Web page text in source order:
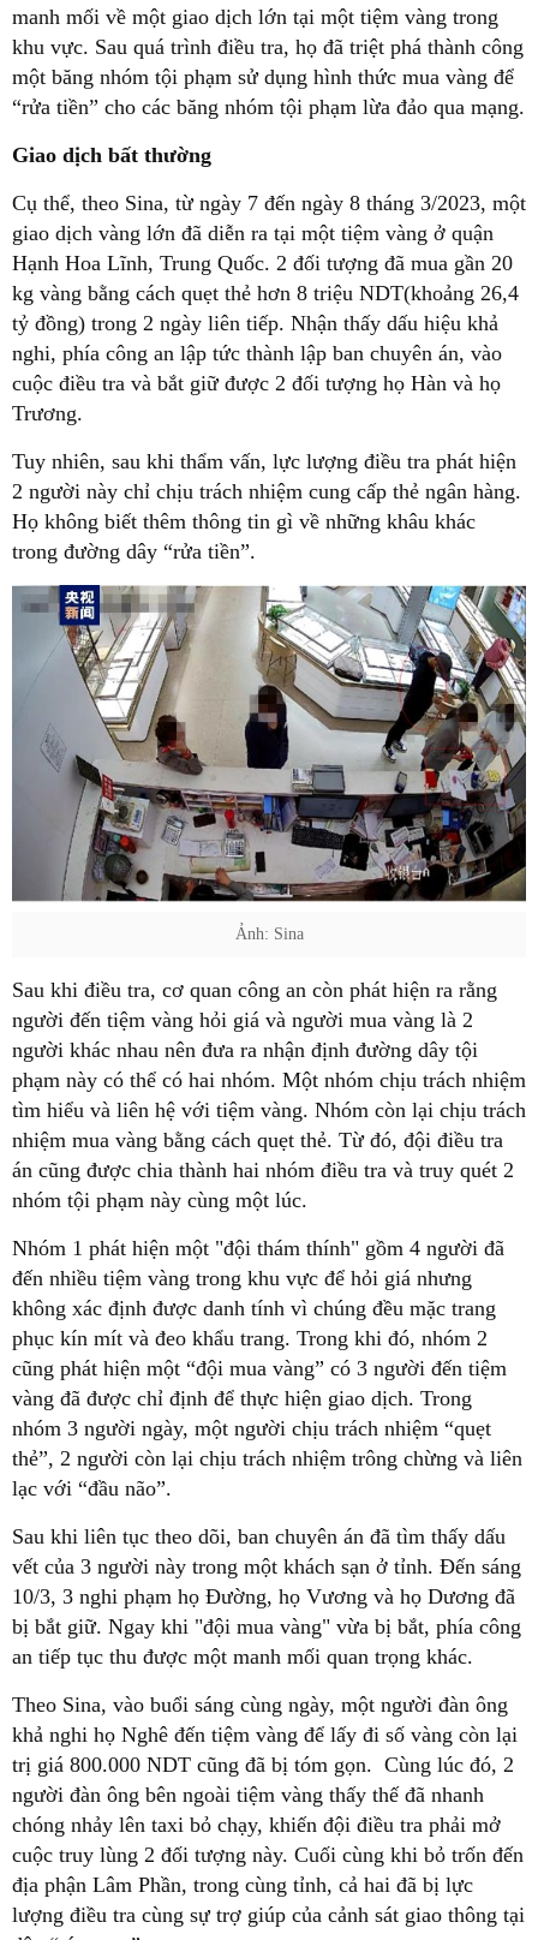
manh mối về một giao dịch lớn tại một tiệm vàng trong
khu vực. Sau quá trình điều tra, họ đã triệt phá thành công
một băng nhóm tội phạm sử dụng hình thức mua vàng để
“rửa tiền” cho các băng nhóm tội phạm lừa đảo qua mạng.
Giao dịch bất thường
Cụ thể, theo Sina, từ ngày 7 đến ngày 8 tháng 3/2023, một
giao dịch vàng lớn đã diễn ra tại một tiệm vàng ở quận
Hạnh Hoa Lĩnh, Trung Quốc. 2 đối tượng đã mua gần 20
kg vàng bằng cách quẹt thẻ hơn 8 triệu NDT(khoảng 26,4
tỷ đồng) trong 2 ngày liên tiếp. Nhận thấy dấu hiệu khả
nghi, phía công an lập tức thành lập ban chuyên án, vào
cuộc điều tra và bắt giữ được 2 đối tượng họ Hàn và họ
Trương.
Tuy nhiên, sau khi thẩm vấn, lực lượng điều tra phát hiện
2 người này chỉ chịu trách nhiệm cung cấp thẻ ngân hàng.
Họ không biết thêm thông tin gì về những khâu khác
trong đường dây “rửa tiền”.
Ảnh: Sina
Sau khi điều tra, cơ quan công an còn phát hiện ra rằng
người đến tiệm vàng hỏi giá và người mua vàng là 2
người khác nhau nên đưa ra nhận định đường dây tội
phạm này có thể có hai nhóm. Một nhóm chịu trách nhiệm
tìm hiểu và liên hệ với tiệm vàng. Nhóm còn lại chịu trách
nhiệm mua vàng bằng cách quẹt thẻ. Từ đó, đội điều tra
án cũng được chia thành hai nhóm điều tra và truy quét 2
nhóm tội phạm này cùng một lúc.
Nhóm 1 phát hiện một "đội thám thính" gồm 4 người đã
đến nhiều tiệm vàng trong khu vực để hỏi giá nhưng
không xác định được danh tính vì chúng đều mặc trang
phục kín mít và đeo khẩu trang. Trong khi đó, nhóm 2
cũng phát hiện một “đội mua vàng” có 3 người đến tiệm
vàng đã được chỉ định để thực hiện giao dịch. Trong
nhóm 3 người ngày, một người chịu trách nhiệm “quẹt
thẻ”, 2 người còn lại chịu trách nhiệm trông chừng và liên
lạc với “đầu não”.
Sau khi liên tục theo dõi, ban chuyên án đã tìm thấy dấu
vết của 3 người này trong một khách sạn ở tỉnh. Đến sáng
10/3, 3 nghi phạm họ Đường, họ Vương và họ Dương đã
bị bắt giữ. Ngay khi "đội mua vàng" vừa bị bắt, phía công
an tiếp tục thu được một manh mối quan trọng khác.
Theo Sina, vào buổi sáng cùng ngày, một người đàn ông
khả nghi họ Nghê đến tiệm vàng để lấy đi số vàng còn lại
trị giá 800.000 NDT cũng đã bị tóm gọn. Cùng lúc đó, 2
người đàn ông bên ngoài tiệm vàng thấy thế đã nhanh
chóng nhảy lên taxi bỏ chạy, khiến đội điều tra phải mở
cuộc truy lùng 2 đối tượng này. Cuối cùng khi bỏ trốn đến
địa phận Lâm Phần, trong cùng tỉnh, cả hai đã bị lực
lượng điều tra cùng sự trợ giúp của cảnh sát giao thông tại